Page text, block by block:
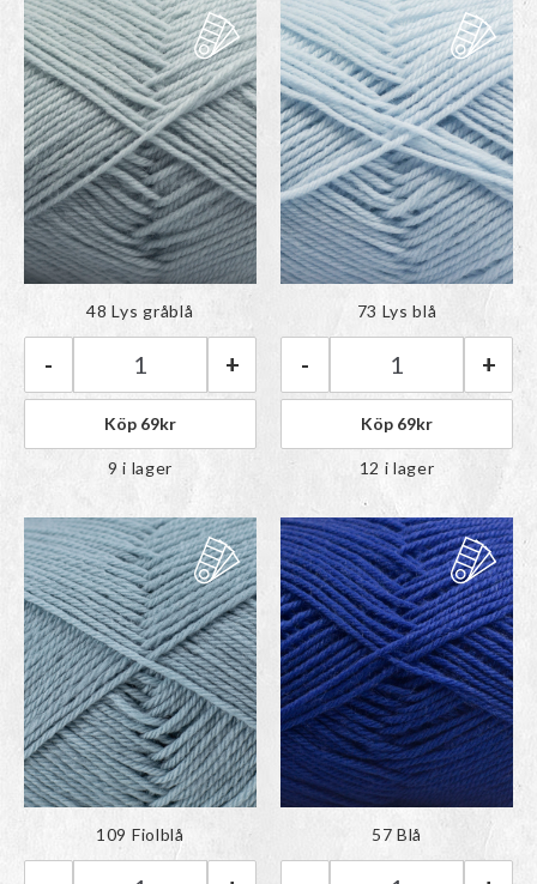
Färgen har lagts till i
paletten
Rauma Babygarn | 48 Lys gråblå mängd
- +
48 Lys gråblå
Köp 69kr
9 i lager
Färgen har lagts till i
paletten
Rauma
- +
73 Lys blå
Köp 69kr
12 i lager
Färgen har lagts till i
paletten
109 Fiolblå
Färgen har lagts till i
paletten
57 Blå